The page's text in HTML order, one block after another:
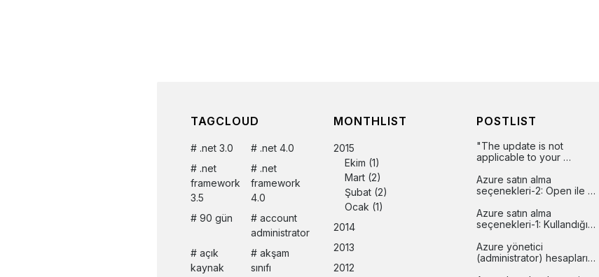
TAGCLOUD
.net 3.0
.net 4.0
.net
framework
3.5
.net
framework
4.0
90 gün
account
administrator
açık
kaynak
akşam
sınıfı
MONTHLIST
2015
Ekim (1)
Mart (2)
Şubat (2)
Ocak (1)
2014
2013
2012
POSTLIST
"The update is not
applicable to your
çözümü
Azure satın alma
seçenekleri-2: Open ile
Azure satın alma
seçenekleri-1: Kullandığın
go)
Azure yönetici
(administrator) hesapları